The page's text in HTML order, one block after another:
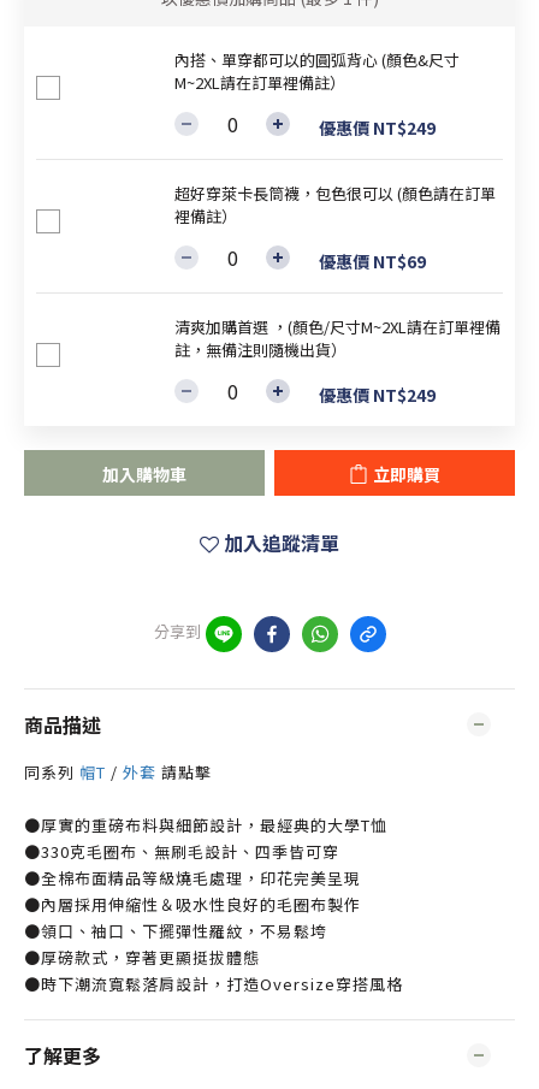
內搭、單穿都可以的圓弧背心 (顏色&尺寸
M~2XL請在訂單裡備註）
優惠價 NT$249
超好穿萊卡長筒襪，包色很可以 (顏色請在訂單
裡備註）
優惠價 NT$69
清爽加購首選 ，(顏色/尺寸M~2XL請在訂單裡備
註，無備注則隨機出貨）
優惠價 NT$249
加入購物車 立即購買
加入追蹤清單
分享到
商品描述
同系列 帽T / 外套 請點擊
●厚實的重磅布料與細節設計，最經典的大學T恤
●330克毛圈布、無刷毛設計、四季皆可穿
●全棉布面精品等級燒毛處理，印花完美呈現
●內層採用伸縮性＆吸水性良好的毛圈布製作
●領口、袖口、下擺彈性羅紋，不易鬆垮
●厚磅款式，穿著更顯挺拔體態
●時下潮流寬鬆落肩設計，打造Oversize穿搭風格
了解更多